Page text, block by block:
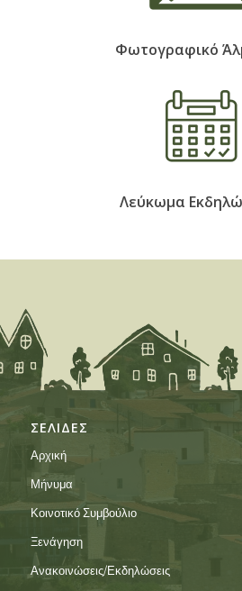
Φωτογραφικό
Λεύκωμα
ΣΕΛΙΔΕΣ
Αρχική
Μήνυμα
Κοινοτικό Συμβούλιο
Ξενάγηση
Ανακοινώσεις/Εκδηλώσεις